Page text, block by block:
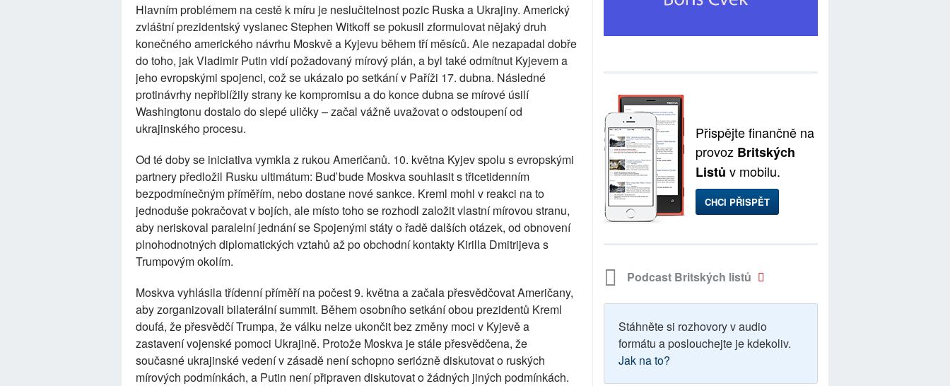
Hlavním problémem na cestě k míru je neslučitelnost pozic Ruska a Ukrajiny. Americký
zvláštní prezidentský vyslanec Stephen Witkoff se pokusil zformulovat nějaký druh
konečného amerického návrhu Moskvě a Kyjevu během tří měsíců. Ale nezapadal dobře
do toho, jak Vladimir Putin vidí požadovaný mírový plán, a byl také odmítnut Kyjevem a
jeho evropskými spojenci, což se ukázalo po setkání v Paříži 17. dubna. Následné
protinávrhy nepřiblížily strany ke kompromisu a do konce dubna se mírové úsilí
Washingtonu dostalo do slepé uličky – začal vážně uvažovat o odstoupení od
ukrajinského procesu.
Od té doby se iniciativa vymkla z rukou Američanů. 10. května Kyjev spolu s evropskými
partnery předložil Rusku ultimátum: Buď bude Moskva souhlasit s třicetidenním
bezpodmínečným příměřím, nebo dostane nové sankce. Kreml mohl v reakci na to
jednoduše pokračovat v bojích, ale místo toho se rozhodl založit vlastní mírovou stranu,
aby neriskoval paralelní jednání se Spojenými státy o řadě dalších otázek, od obnovení
plnohodnotných diplomatických vztahů až po obchodní kontakty Kirilla Dmitrijeva s
Trumpovým okolím.
Moskva vyhlásila třídenní příměří na počest 9. května a začala přesvědčovat Američany,
aby zorganizovali bilaterální summit. Během osobního setkání obou prezidentů Kreml
doufá, že přesvědčí Trumpa, že válku nelze ukončit bez změny moci v Kyjevě a
zastavení vojenské pomoci Ukrajině. Protože Moskva je stále přesvědčena, že
současné ukrajinské vedení v zásadě není schopno seriózně diskutovat o ruských
mírových podmínkách, a Putin není připraven diskutovat o žádných jiných podmínkách.
Přispějte finančně na
provoz Britských
Listů v mobilu.
CHCI PŘISPĚT
Podcast Britských listů
Stáhněte si rozhovory v audio
formátu a poslouchejte je kdekoliv.
Jak na to?